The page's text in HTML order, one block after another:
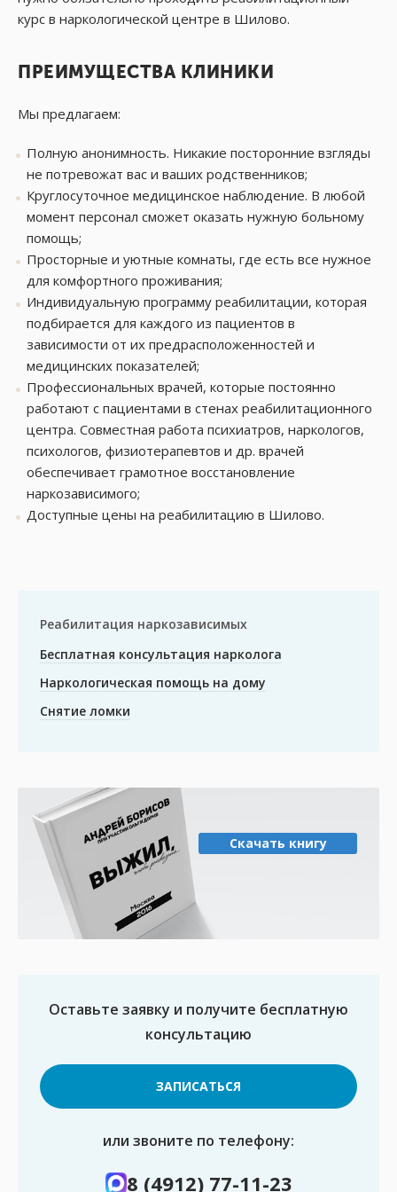
курс в наркологической центре в Шилово.
ПРЕИМУЩЕСТВА КЛИНИКИ
Мы предлагаем:
Полную анонимность. Никакие посторонние взгляды
не потревожат вас и ваших родственников;
Круглосуточное медицинское наблюдение. В любой
момент персонал сможет оказать нужную больному
помощь;
Просторные и уютные комнаты, где есть все нужное
для комфортного проживания;
Индивидуальную программу реабилитации, которая
подбирается для каждого из пациентов в
зависимости от их предрасположенностей и
медицинских показателей;
Профессиональных врачей, которые постоянно
работают с пациентами в стенах реабилитационного
центра. Совместная работа психиатров, наркологов,
психологов, физиотерапевтов и др. врачей
обеспечивает грамотное восстановление
наркозависимого;
Доступные цены на реабилитацию в Шилово.
Реабилитация наркозависимых
Бесплатная консультация нарколога
Наркологическая помощь на дому
Снятие ломки
Скачать книгу
Оставьте заявку и получите бесплатную
консультацию
ЗАПИСАТЬСЯ
или звоните по телефону:
8 (4912) 77-11-23